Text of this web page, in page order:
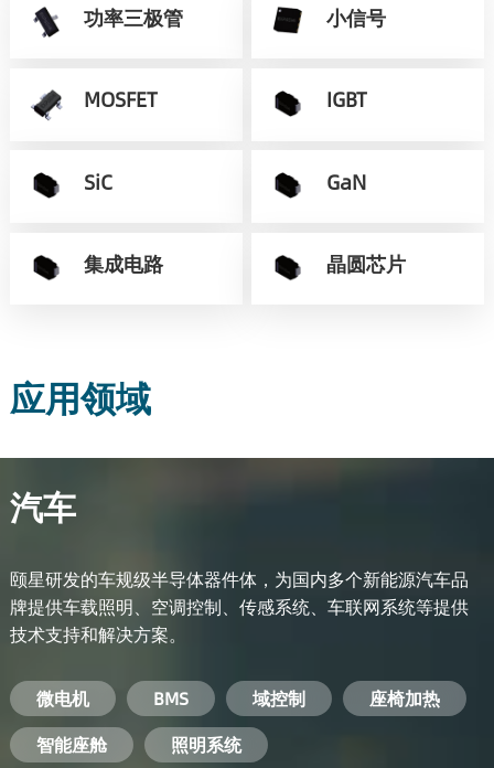
功率三极管 小信号
MOSFET IGBT
SiC GaN
集成电路 晶圆芯片
应用领域
汽车
颐星研发的车规级半导体器件体，为国内多个新能源汽车品
牌提供车载照明、空调控制、传感系统、车联网系统等提供
技术支持和解决方案。
微电机 BMS 域控制
座椅加热
智能座舱
照明系统
电池管理系统
储能逆变器
工业电焊机 变频器
电机驱动
安防摄像头
开关电源 手机充电器
服务器电源
PC电源
电脑 手机 基站 机顶盒
智能农业 智能医疗
智能交通
智能家居